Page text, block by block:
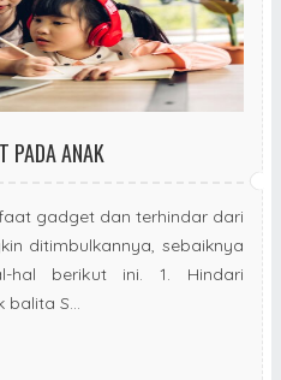
PADA ANAK
gadget dan terhindar dari
ditimbulkannya, sebaiknya
hal berikut ini. 1. Hindari
S...